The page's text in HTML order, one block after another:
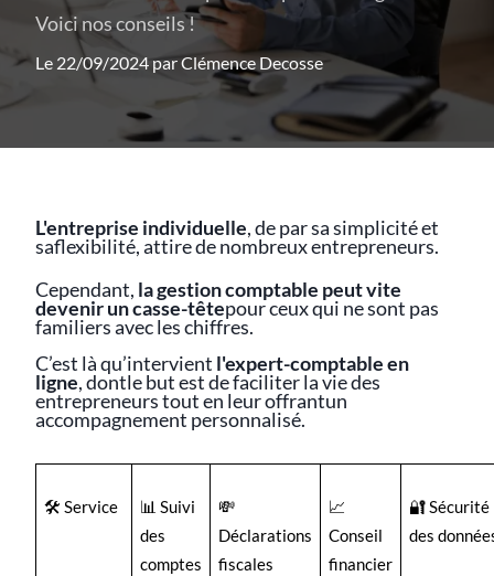
Voici nos conseils !
Le 22/09/2024 parClémence Decosse
L'entreprise individuelle, de par sa simplicité et
saflexibilité, attire de nombreux entrepreneurs.
Cependant, la gestion comptable peut vite
devenir un casse-têtepour ceux qui ne sont pas
familiers avec les chiffres.
C’est là qu’intervient l'expert-comptable en
ligne, dontle but est de faciliter la vie des
entrepreneurs tout en leur offrantun
accompagnement personnalisé.
🛠️ Service
📊 Suivi
des
comptes
💸
Déclarations
fiscales
📈
Conseil
financier
🔐 Sécurité
des